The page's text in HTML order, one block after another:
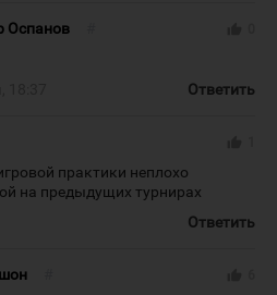
Оспанов
Ответить
практики неплохо
на предыдущих турнирах
Ответить